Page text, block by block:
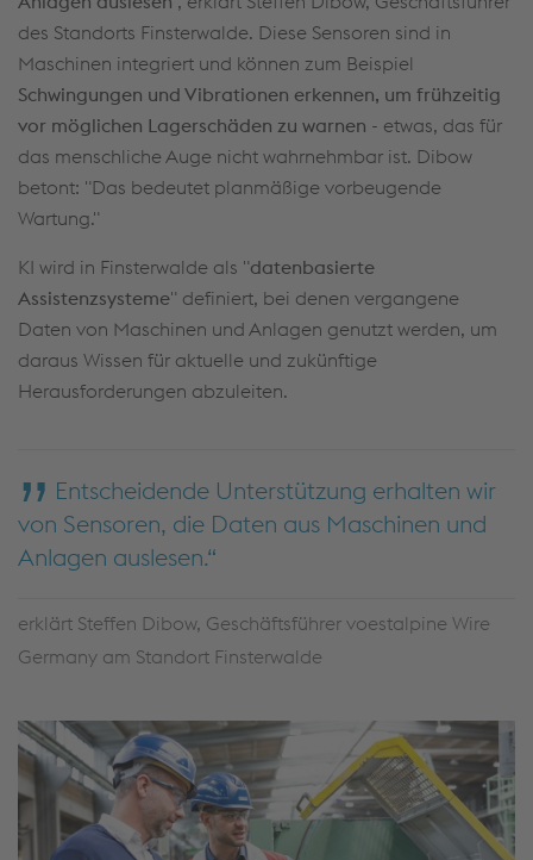
des Standorts Finsterwalde. Diese Sensoren sind in
Maschinen integriert und können zum Beispiel
Schwingungen und Vibrationen erkennen, um frühzeitig
vor möglichen Lagerschäden zu warnen - etwas, das für
das menschliche Auge nicht wahrnehmbar ist. Dibow
betont: "Das bedeutet planmäßige vorbeugende
Wartung."
KI wird in Finsterwalde als "datenbasierte
Assistenzsysteme" definiert, bei denen vergangene
Daten von Maschinen und Anlagen genutzt werden, um
daraus Wissen für aktuelle und zukünftige
Herausforderungen abzuleiten.
Entscheidende Unterstützung erhalten wir
von Sensoren, die Daten aus Maschinen und
Anlagen auslesen.
erklärt Steffen Dibow, Geschäftsführer voestalpine Wire
Germany am Standort Finsterwalde